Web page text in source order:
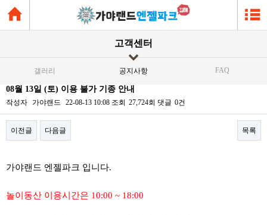
고객센터
갤러리 공지사항 FAQ
08월 13일 (토) 이용 불가 기종 안내
작성자 가야랜드 22-08-13 10:08 조회 27,724회 댓글 0건
이전글 다음글 목록
가야랜드 엔젤파크 입니다.
놀이동산 이용시간은 10:00 ~ 18:00